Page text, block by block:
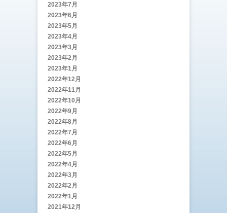
2023年7月
2023年6月
2023年5月
2023年4月
2023年3月
2023年2月
2023年1月
2022年12月
2022年11月
2022年10月
2022年9月
2022年8月
2022年7月
2022年6月
2022年5月
2022年4月
2022年3月
2022年2月
2022年1月
2021年12月